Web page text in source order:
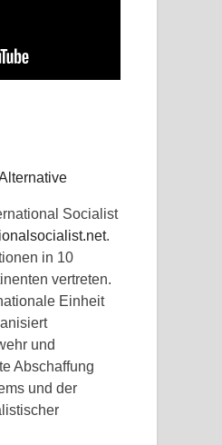
Socialist
.
in 10
vertreten.
Einheit
und
Abschaffung
und der